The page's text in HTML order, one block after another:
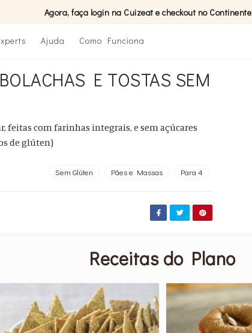
Agora, faça login na Cuizeat e checkout no
Ajuda Como Funciona
E TOSTAS SEM
feitas com farinhas integrais, e sem açúcares
de glúten)
Sem Glúten Pães e Massas Para 4
Receitas do Plano